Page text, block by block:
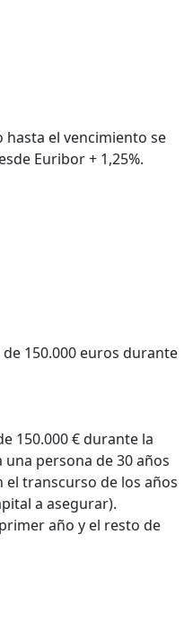
el vencimiento se
Euribor + 1,25%.
150.000 euros durante
150.000 € durante la
persona de 30 años
transcurso de los años
a asegurar).
año y el resto de